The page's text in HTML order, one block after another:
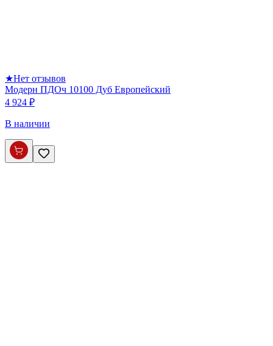
★Нет отзывов
Модерн ПДОч 10100 Дуб Европейский
4 924 ₽
В наличии